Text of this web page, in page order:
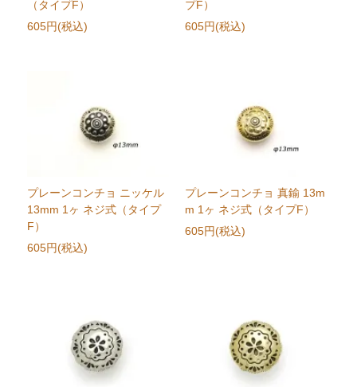
（タイプF）
605円(税込)
プF）
605円(税込)
プレーンコンチョ ニッケル
13mm 1ヶ ネジ式（タイプ
F）
605円(税込)
プレーンコンチョ 真鍮 13m
m 1ヶ ネジ式（タイプF）
605円(税込)